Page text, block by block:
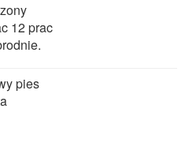
12 prac
pies